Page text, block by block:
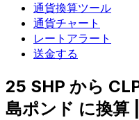
通貨換算ツール
通貨チャート
レートアラート
送金する
25 SHP から
島ポンド に換算